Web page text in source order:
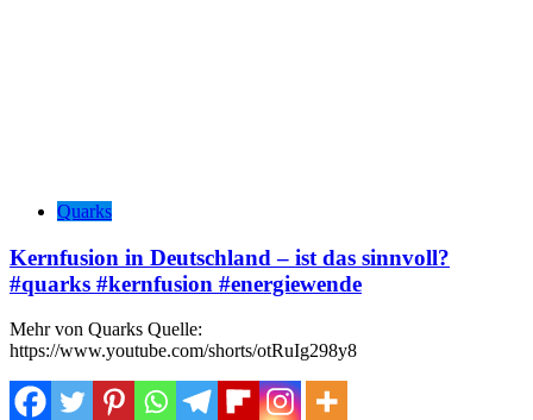
Quarks
Kernfusion in Deutschland – ist das sinnvoll?
#quarks #kernfusion #energiewende
Mehr von Quarks Quelle:
https://www.youtube.com/shorts/otRuIg298y8